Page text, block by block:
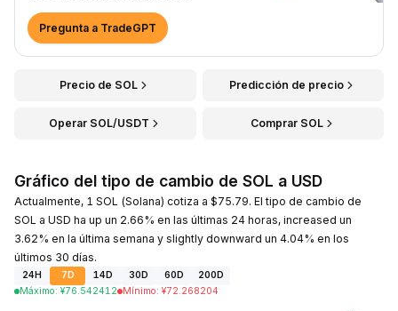
Pregunta a TradeGPT
Precio de SOL Predicción de precio
Operar SOL/USDT Comprar SOL
Gráfico del tipo de cambio de SOL a USD
Actualmente, 1 SOL (Solana) cotiza a $75.79. El tipo de cambio de
SOL a USD ha up un 2.66% en las últimas 24 horas, increased un
3.62% en la última semana y slightly downward un 4.04% en los
últimos 30 días.
24H 7D 14D 30D 60D
200D
Máximo: ¥76.542412 Mínimo: ¥72.268204